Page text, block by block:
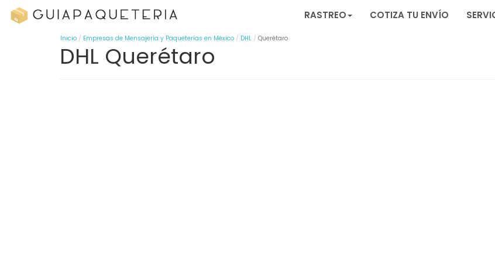
RASTREO COTIZA TU ENVÍO
Inicio Empresas de Mensajería y Paqueterías en México DHL Querétaro
DHL Querétaro